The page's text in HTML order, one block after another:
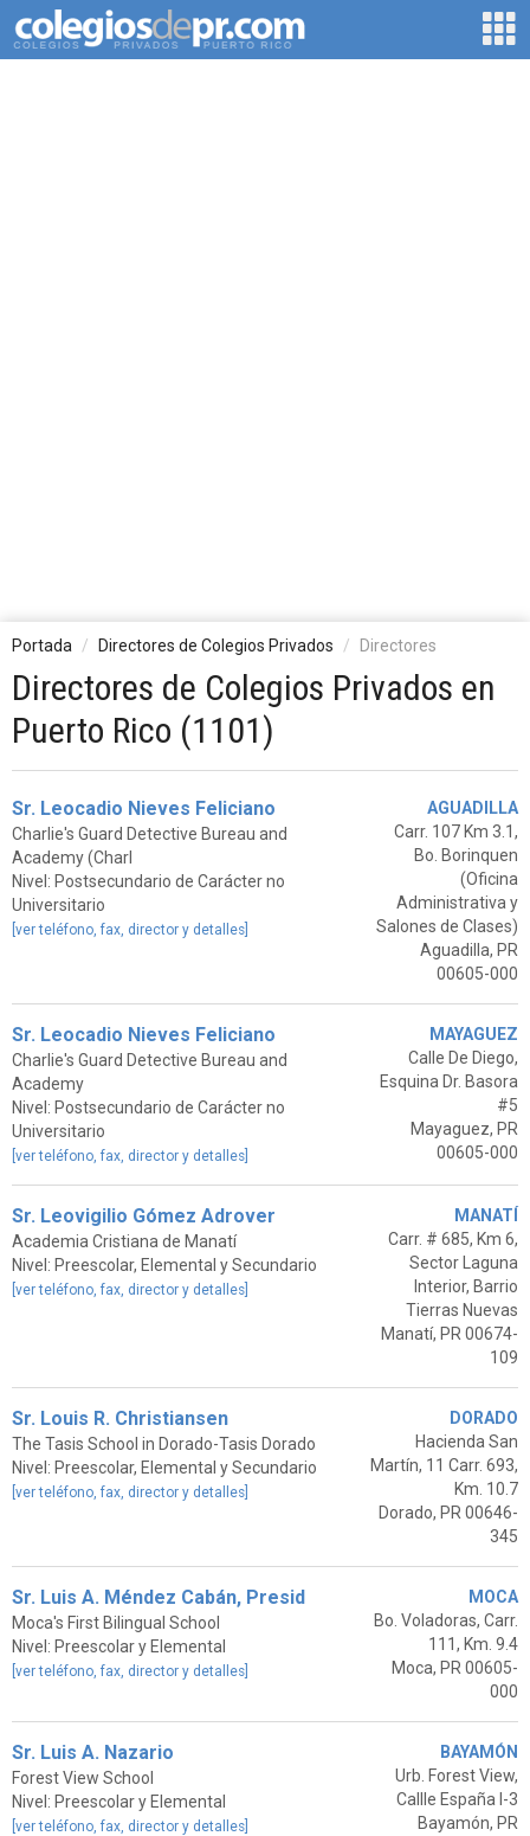
Portada Directores de Colegios Privados Directores
Directores de Colegios Privados en
Puerto Rico (1101)
Sr. Leocadio Nieves Feliciano
Charlie's Guard Detective Bureau and
Academy (Charl
Nivel: Postsecundario de Carácter no
Universitario
[ver teléfono, fax, director y detalles]
AGUADILLA
Carr. 107 Km 3.1,
Bo. Borinquen
(Oficina
Administrativa y
Salones de Clases)
Aguadilla, PR
00605-000
Sr. Leocadio Nieves Feliciano
Charlie's Guard Detective Bureau and
Academy
Nivel: Postsecundario de Carácter no
Universitario
[ver teléfono, fax, director y detalles]
MAYAGUEZ
Calle De Diego,
Esquina Dr. Basora
#5
Mayaguez, PR
00605-000
Sr. Leovigilio Gómez Adrover
Academia Cristiana de Manatí
Nivel: Preescolar, Elemental y Secundario
[ver teléfono, fax, director y detalles]
MANATÍ
Carr. # 685, Km 6,
Sector Laguna
Interior, Barrio
Tierras Nuevas
Manatí, PR 00674-
109
Sr. Louis R. Christiansen
The Tasis School in Dorado-Tasis Dorado
Nivel: Preescolar, Elemental y Secundario
[ver teléfono, fax, director y detalles]
DORADO
Hacienda San
Martín, 11 Carr. 693,
Km. 10.7
Dorado, PR 00646-
345
Sr. Luis A. Méndez Cabán, Presid
Moca's First Bilingual School
Nivel: Preescolar y Elemental
[ver teléfono, fax, director y detalles]
MOCA
Bo. Voladoras, Carr.
111, Km. 9.4
Moca, PR 00605-
000
Sr. Luis A. Nazario
Forest View School
Nivel: Preescolar y Elemental
[ver teléfono, fax, director y detalles]
BAYAMÓN
Urb. Forest View,
Callle España I-3
Bayamón, PR